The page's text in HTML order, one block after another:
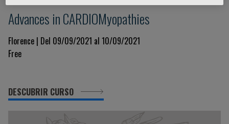
Advances in CARDIOMyopathies
Florence | Del 09/09/2021 al 10/09/2021
Free
DESCUBRIR CURSO